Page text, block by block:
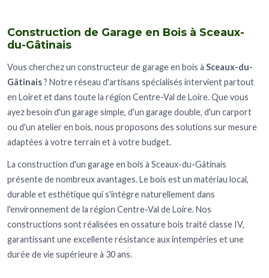
Construction de Garage en Bois à Sceaux-
du-Gâtinais
Vous cherchez un constructeur de garage en bois à Sceaux-du-
Gâtinais? Notre réseau d'artisans spécialisés intervient partout
en Loiret et dans toute la région Centre-Val de Loire. Que vous
ayez besoin d'un garage simple, d'un garage double, d'un carport
ou d'un atelier en bois, nous proposons des solutions sur mesure
adaptées à votre terrain et à votre budget.
La construction d'un garage en bois à Sceaux-du-Gâtinais
présente de nombreux avantages. Le bois est un matériau local,
durable et esthétique qui s'intègre naturellement dans
l'environnement de la région Centre-Val de Loire. Nos
constructions sont réalisées en ossature bois traité classe IV,
garantissant une excellente résistance aux intempéries et une
durée de vie supérieure à 30 ans.